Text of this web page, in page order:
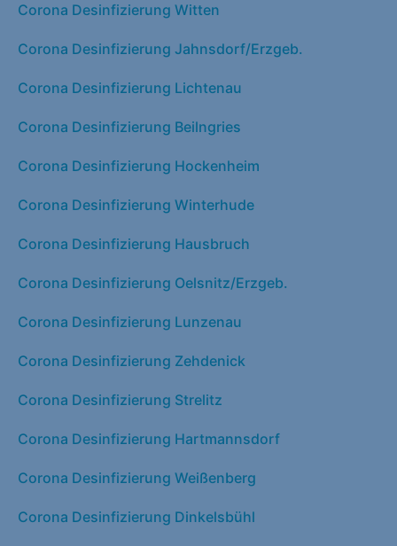
Corona Desinfizierung Witten
Corona Desinfizierung Jahnsdorf/Erzgeb.
Corona Desinfizierung Lichtenau
Corona Desinfizierung Beilngries
Corona Desinfizierung Hockenheim
Corona Desinfizierung Winterhude
Corona Desinfizierung Hausbruch
Corona Desinfizierung Oelsnitz/Erzgeb.
Corona Desinfizierung Lunzenau
Corona Desinfizierung Zehdenick
Corona Desinfizierung Strelitz
Corona Desinfizierung Hartmannsdorf
Corona Desinfizierung Weißenberg
Corona Desinfizierung Dinkelsbühl